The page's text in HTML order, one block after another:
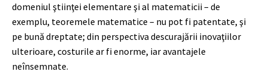
domeniul ştiinţei elementare şi al matematicii – de
exemplu, teoremele matematice – nu pot fi patentate, şi
pe bună dreptate; din perspectiva descurajării inovaţiilor
ulterioare, costurile ar fi enorme, iar avantajele
neînsemnate.